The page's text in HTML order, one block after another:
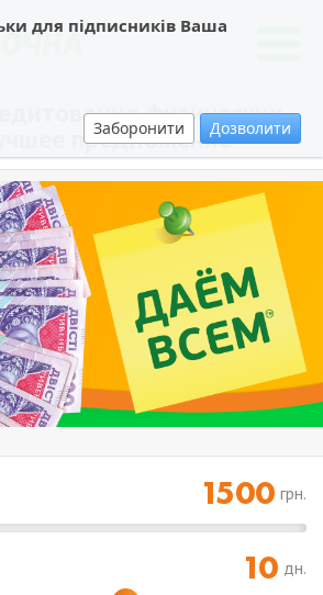
для підписників Ваша
Заборонити Дозволити
физических
предложение
грн.
дн.